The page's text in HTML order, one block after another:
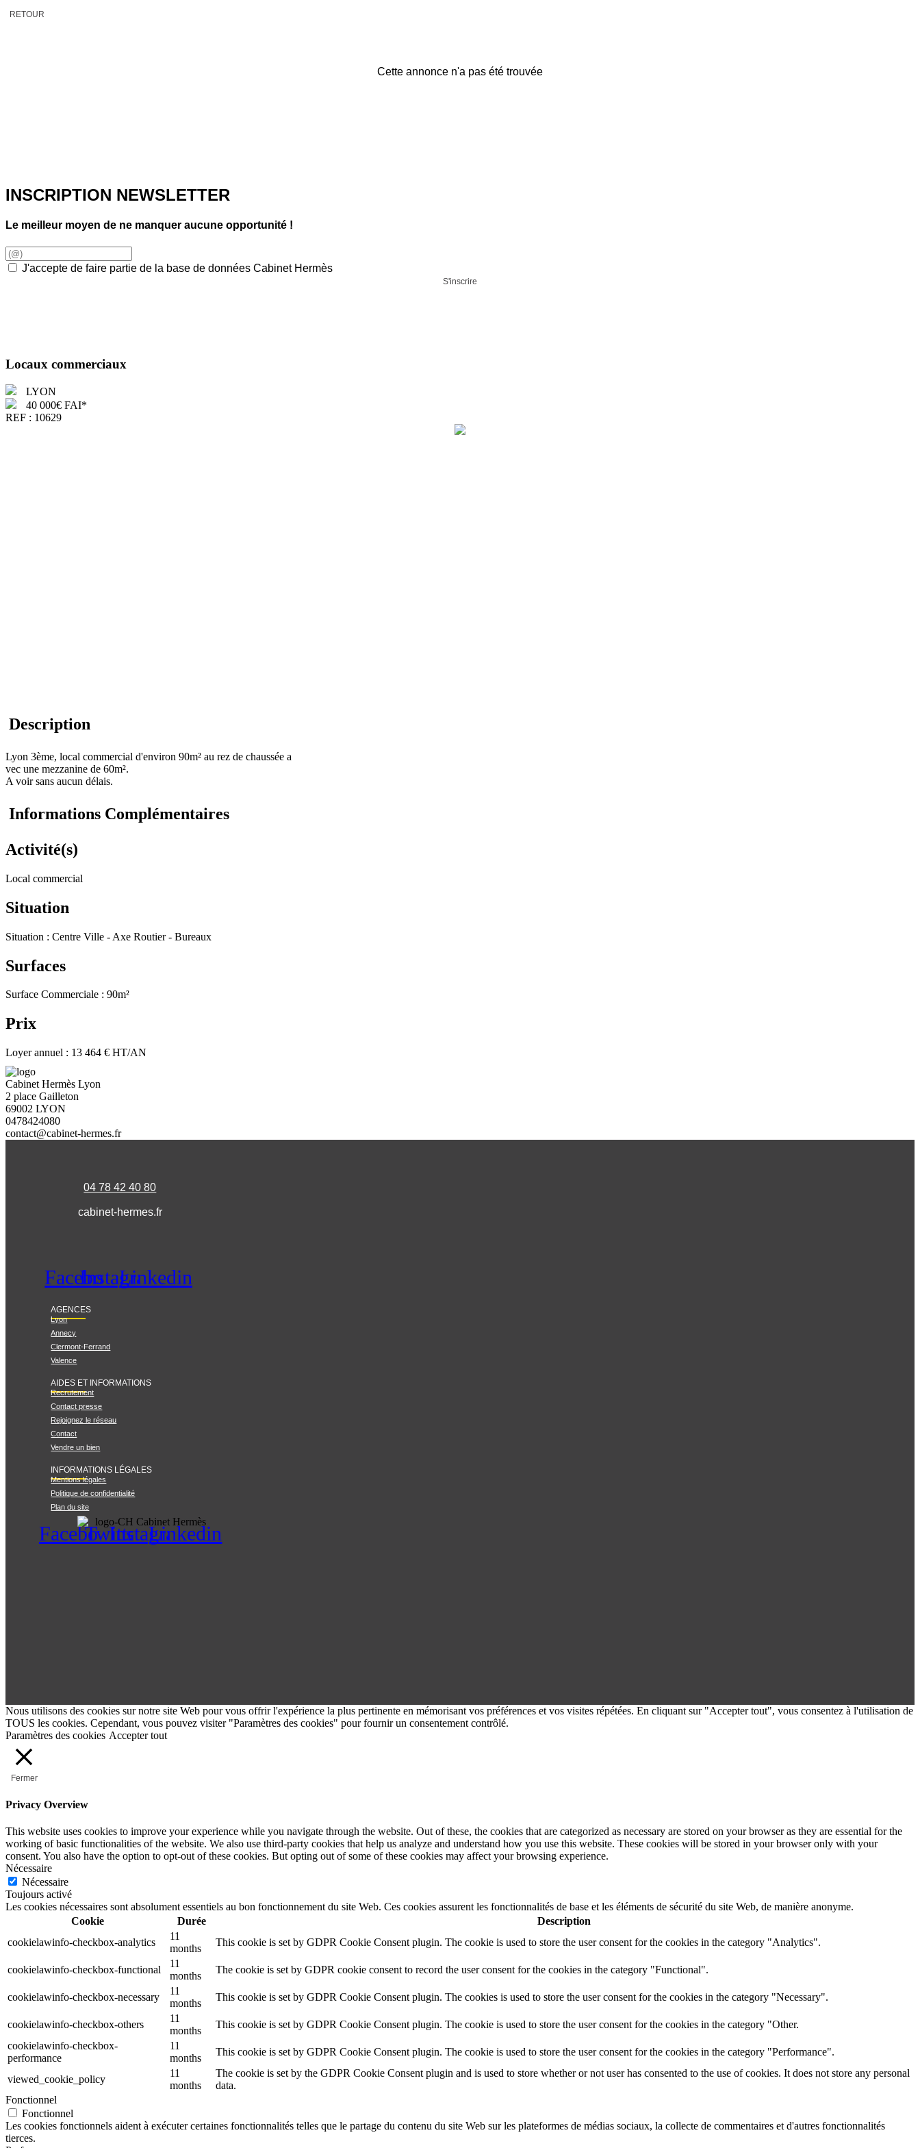
RETOUR
Cette annonce n'a pas été trouvée
INSCRIPTION NEWSLETTER
Le meilleur moyen de ne manquer aucune opportunité !
J'accepte de faire partie de la base de données Cabinet Hermès
S'inscrire
Locaux commerciaux
LYON
40 000€ FAI*
REF : 10629
Description
Lyon 3ème, local commercial d'environ 90m² au rez de chaussée a
vec une mezzanine de 60m².
A voir sans aucun délais.
Informations Complémentaires
Activité(s)
Local commercial
Situation
Situation : Centre Ville - Axe Routier - Bureaux
Surfaces
Surface Commerciale : 90m²
Prix
Loyer annuel : 13 464 € HT/AN
Cabinet Hermès Lyon
2 place Gailleton
69002 LYON
0478424080
contact@cabinet-hermes.fr
04 78 42 40 80
cabinet-hermes.fr
Facebook
Instagram
Linkedin
AGENCES
Lyon
Annecy
Clermont-Ferrand
Valence
AIDES ET INFORMATIONS
Recrutement
Contact presse
Rejoignez le réseau
Contact
Vendre un bien
INFORMATIONS LÉGALES
Mentions légales
Politique de confidentialité
Plan du site
Facebook
Twitter
Instagram
Linkedin
Nous utilisons des cookies sur notre site Web pour vous offrir l'expérience la plus pertinente en mémorisant vos préférences et vos visites répétées. En cliquant sur "Accepter tout", vous consentez à l'utilisation de
TOUS les cookies. Cependant, vous pouvez visiter "Paramètres des cookies" pour fournir un consentement contrôlé.
Paramètres des cookies Accepter tout
Fermer
Privacy Overview
This website uses cookies to improve your experience while you navigate through the website. Out of these, the cookies that are categorized as necessary are stored on your browser as they are essential for the
working of basic functionalities of the website. We also use third-party cookies that help us analyze and understand how you use this website. These cookies will be stored in your browser only with your
consent. You also have the option to opt-out of these cookies. But opting out of some of these cookies may affect your browsing experience.
Nécessaire
Nécessaire
Toujours activé
Les cookies nécessaires sont absolument essentiels au bon fonctionnement du site Web. Ces cookies assurent les fonctionnalités de base et les éléments de sécurité du site Web, de manière anonyme.
Cookie
Durée
Description
cookielawinfo-checkbox-analytics
11
months
This cookie is set by GDPR Cookie Consent plugin. The cookie is used to store the user consent for the cookies in the category "Analytics".
cookielawinfo-checkbox-functional
11
months
The cookie is set by GDPR cookie consent to record the user consent for the cookies in the category "Functional".
cookielawinfo-checkbox-necessary
11
months
This cookie is set by GDPR Cookie Consent plugin. The cookies is used to store the user consent for the cookies in the category "Necessary".
cookielawinfo-checkbox-others
11
months
This cookie is set by GDPR Cookie Consent plugin. The cookie is used to store the user consent for the cookies in the category "Other.
cookielawinfo-checkbox-
performance
11
months
This cookie is set by GDPR Cookie Consent plugin. The cookie is used to store the user consent for the cookies in the category "Performance".
viewed_cookie_policy
11
months
The cookie is set by the GDPR Cookie Consent plugin and is used to store whether or not user has consented to the use of cookies. It does not store any personal
data.
Fonctionnel
Fonctionnel
Les cookies fonctionnels aident à exécuter certaines fonctionnalités telles que le partage du contenu du site Web sur les plateformes de médias sociaux, la collecte de commentaires et d'autres fonctionnalités
tierces.